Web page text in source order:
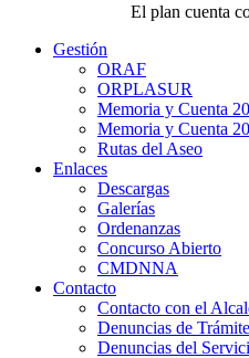
El plan cuenta
Gestión
ORAF
ORPLASUR
Memoria y Cuenta
Memoria y Cuenta
Rutas del Aseo
Enlaces
Descargas
Galerías
Ordenanzas
Concurso Abierto
CMDNNA
Contacto
Contacto con el
Denuncias de
Denuncias del